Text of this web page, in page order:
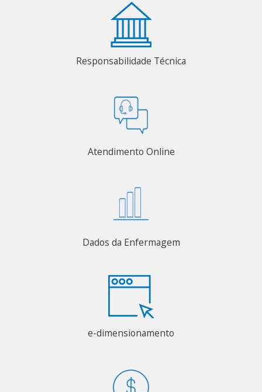
Responsabilidade Técnica
Atendimento Online
Dados da Enfermagem
e-dimensionamento